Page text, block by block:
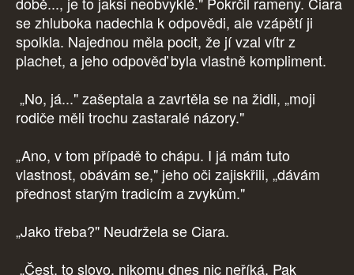
se zhluboka nadechla k odpovědi, ale vzápětí ji
spolkla. Najednou měla pocit, že jí vzal vítr z
plachet, a jeho odpověď byla vlastně kompliment.
„No, já..." zašeptala a zavrtěla se na židli, „moji
rodiče měli trochu zastaralé názory."
„Ano, v tom případě to chápu. I já mám tuto
vlastnost, obávám se," jeho oči zajiskřili, „dávám
přednost starým tradicím a zvykům."
„Jako třeba?" Neudržela se Ciara.
„Čest, to slovo, nikomu dnes nic neříká. Pak